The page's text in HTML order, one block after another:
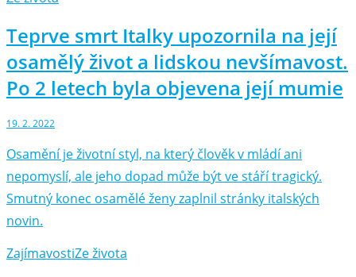
Teprve smrt Italky upozornila na její
osamělý život a lidskou nevšímavost.
Po 2 letech byla objevena její mumie
19. 2. 2022
Osamění je životní styl, na který člověk v mládí ani
nepomyslí, ale jeho dopad může být ve stáří tragický.
Smutný konec osamělé ženy zaplnil stránky italských
novin.
ZajímavostiZe života